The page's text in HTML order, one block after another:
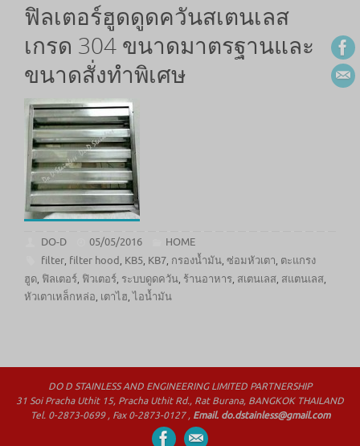
ฟิลเตอร์ฮูดดูดควันสเตนเลส
เกรด 304 ขนาดมาตรฐานและ
ขนาดสั่งทำพิเศษ
DO-D 05/05/2016
HOME
filter, filter hood, KB5, KB7, กรองน้ำมัน,ซ่อมหัวเตา, ตะแกรง
ฮูด, ฟิลเตอร์, ฟิวเตอร์, ระบบดูดควัน, ร้านอาหาร, สเตนเลส, สแตนเลส,
หัวเตาเหล็กหล่อ, เตาไฮ,ไอน้ำมัน
DO D STAINLESS AND ENGINEERING LIMITED PARTNERSHIP
31 Soi Pracha Uthit 15, Pracha Uthit Rd., Rat Burana, BANGKOK THAILAND
Tel. 0-2873-0699 , Fax 0-2873-0127 , Email. do.dstainless@gmail.com